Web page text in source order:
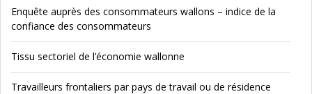
Enquête auprès des consommateurs wallons – indice de la
confiance des consommateurs
Tissu sectoriel de l’économie wallonne
Travailleurs frontaliers par pays de travail ou de résidence